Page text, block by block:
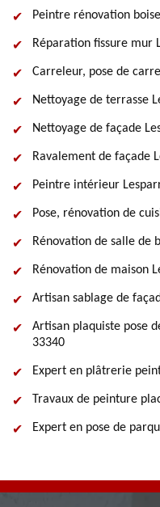
Peintre rénovation
Réparation fissure mur
Carreleur, pose de
Nettoyage de terrasse
Nettoyage de façade
Ravalement de façade
Peintre intérieur
Pose, rénovation de
Rénovation de salle de
Rénovation de maison
Artisan sablage de
Artisan plaquiste pose
33340
Expert en plâtrerie
Travaux de peinture
Expert en pose de